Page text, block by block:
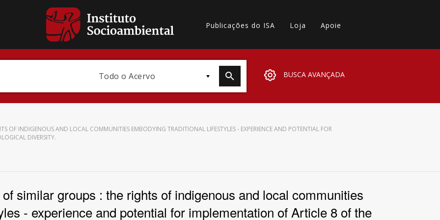
Publicações do ISA Loja Apoie
Todo o Acervo BUSCA AVANÇADA
Subtema
OF INDIGENOUS AND LOCAL COMMUNITIES EMBODYING TRADITIONAL LIFESTYLES - EXPERIENCE AND POTENTIAL FOR
DIVERSITY.
similar groups : the rights of indigenous and local communities
- experience and potential for implementation of Article 8 of the